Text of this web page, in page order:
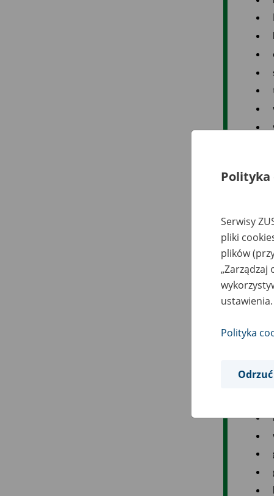
Polityka
Serwisy
pliki
plików
„Zarządzaj
Polityka